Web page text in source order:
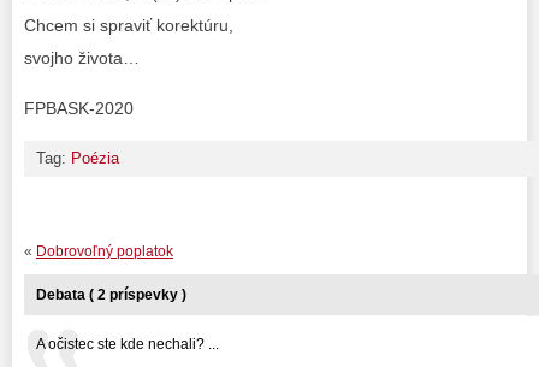
Chcem si spraviť korektúru,
svojho života…
FPBASK-2020
Tag: Poézia
« Dobrovoľný poplatok
Debata ( 2 príspevky )
A očistec ste kde nechali? ...